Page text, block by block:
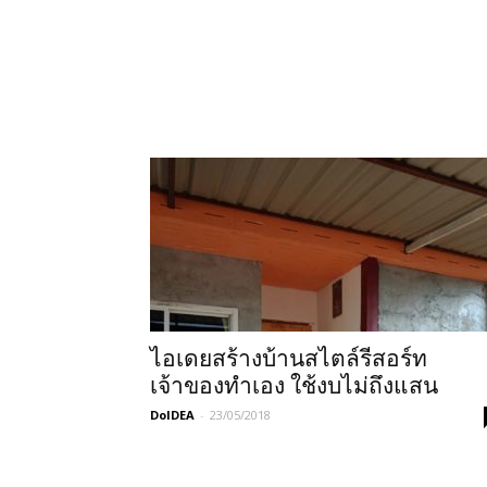
ไอเดยสร้างบ้านสไตล์รีสอร์ท
เจ้าของทำเอง ใช้งบไม่ถึงแสน
DoIDEA - 23/05/2018